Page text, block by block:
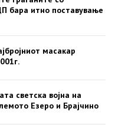
бара итно поставување
масакар
светска војна на
Езеро и Брајчино